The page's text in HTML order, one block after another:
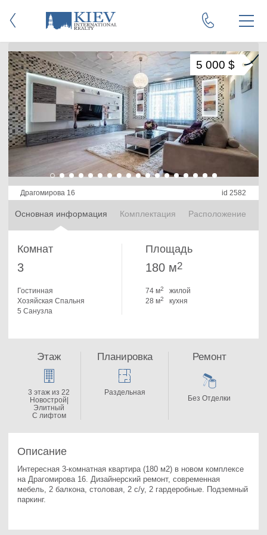
Драгомирова 16 id 2582
Основная информация Комплектация Расположение
5 000 $
Комнат
3
Гостинная
Хозяйская Спальня
5 Санузла
Площадь
180 м2
74 м2
жилой
28 м2 кухня
Описание
Интересная 3-комнатная квартира (180 м2) в новом комплексе
на Драгомирова 16. Дизайнерский ремонт, современная
мебель, 2 балкона, столовая, 2 с/у, 2 гардеробные. Подземный
паркинг.
Этаж
3 этаж из 22
Новострой|
Элитный
С лифтом
Планировка
Раздельная
Ремонт
Без Отделки